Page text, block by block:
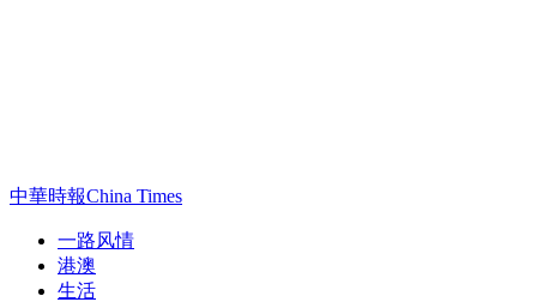
中華時報China Times
一路风情
港澳
生活